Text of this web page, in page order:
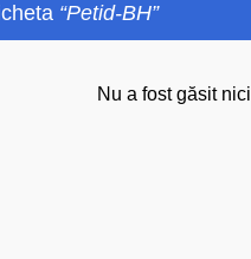
Petid-BH
Nu a fost găsit